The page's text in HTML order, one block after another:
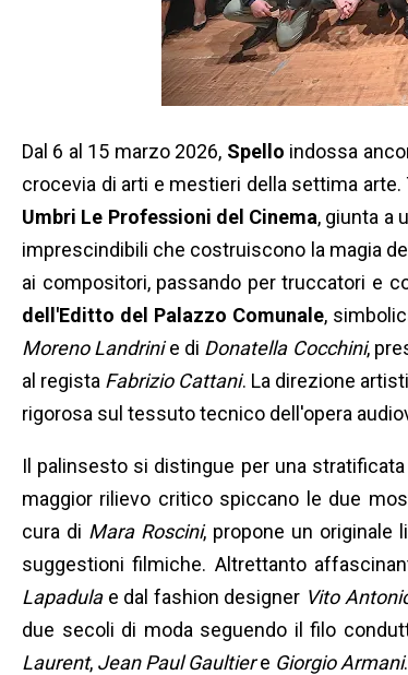
Dal 6 al 15 marzo 2026, Spello indossa
crocevia di arti e mestieri della settima arte.
Umbri Le Professioni del Cinema, giunta a
imprescindibili che costruiscono la magia
ai compositori, passando per truccatori e
dell'Editto del Palazzo Comunale,
Moreno Landrinie di Donatella Cocchini,
al regista Fabrizio Cattani. La direzione
rigorosa sul tessuto tecnico dell'opera
Il palinsesto si distingue per una
maggior rilievo critico spiccano le due
cura di Mara Roscini, propone un originale
suggestioni filmiche. Altrettanto
Lapadulae dal fashion designer Vito
due secoli di moda seguendo il filo
Laurent, Jean Paul Gaultiere Giorgio Armani.